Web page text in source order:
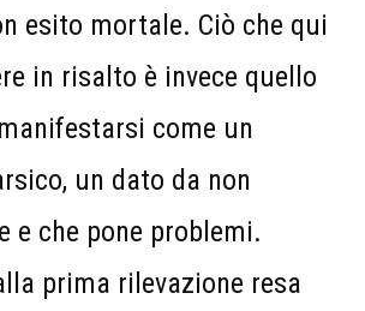
esito mortale. Ciò che qui
in risalto è invece quello
come un
un dato da non
e che pone problemi.
prima rilevazione resa